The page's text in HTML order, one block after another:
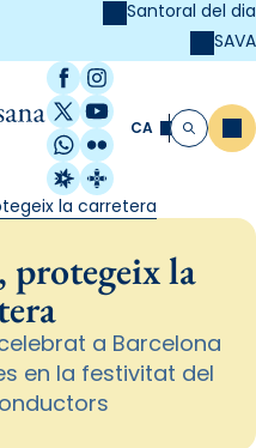
Santoral del dia
SAVA
Facebook
Instagram
X / Twitter
YouTube
WhatsApp
Flickr
Radio Estel
Catalunya
CA Cerca
la carretera
la
a Barcelona
en la festivitat del